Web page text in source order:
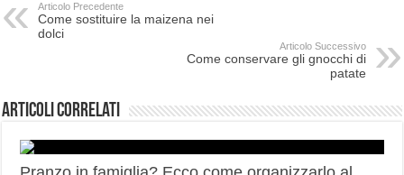
Articolo Precedente
Come sostituire la maizena nei
dolci
Articolo Successivo
Come conservare gli gnocchi di
patate
Articoli correlati